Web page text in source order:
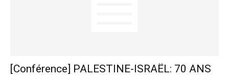
[Conférence] PALESTINE-ISRAËL: 70 ANS